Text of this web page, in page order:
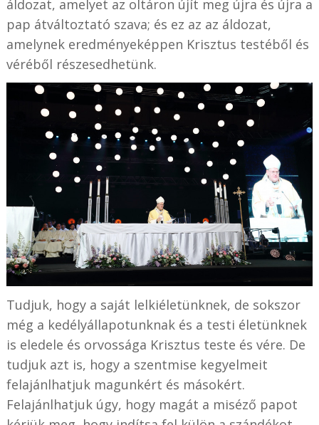
áldozat, amelyet az oltáron újít meg újra és újra a
pap átváltoztató szava; és ez az az áldozat,
amelynek eredményeképpen Krisztus testéből és
véréből részesedhetünk.
Tudjuk, hogy a saját lelkiéletünknek, de sokszor
még a kedélyállapotunknak és a testi életünknek
is eledele és orvossága Krisztus teste és vére. De
tudjuk azt is, hogy a szentmise kegyelmeit
felajánlhatjuk magunkért és másokért.
Felajánlhatjuk úgy, hogy magát a miséző papot